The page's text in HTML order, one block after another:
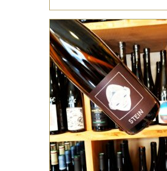
ALSACE ,VIN DE
Stein 2022 est un
Riesling élevé sur
durant 8 mois en